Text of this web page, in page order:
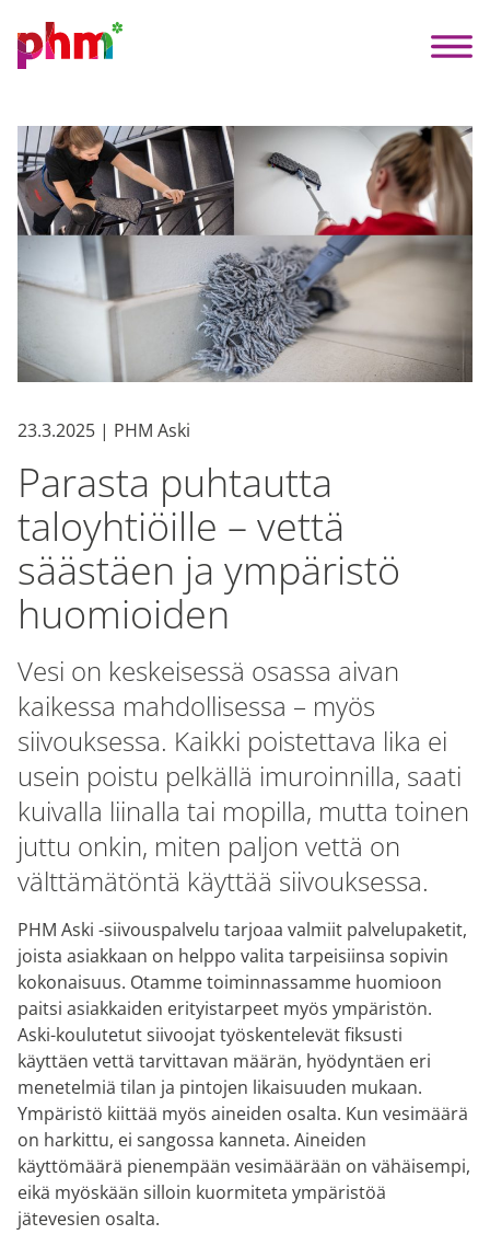
23.3.2025 | PHM Aski
Parasta puhtautta
taloyhtiöille – vettä
säästäen ja ympäristö
huomioiden
Vesi on keskeisessä osassa aivan
kaikessa mahdollisessa – myös
siivouksessa. Kaikki poistettava lika ei
usein poistu pelkällä imuroinnilla, saati
kuivalla liinalla tai mopilla, mutta toinen
juttu onkin, miten paljon vettä on
välttämätöntä käyttää siivouksessa.
PHM Aski -siivouspalvelu tarjoaa valmiit palvelupaketit,
joista asiakkaan on helppo valita tarpeisiinsa sopivin
kokonaisuus. Otamme toiminnassamme huomioon
paitsi asiakkaiden erityistarpeet myös ympäristön.
Aski-koulutetut siivoojat työskentelevät fiksusti
käyttäen vettä tarvittavan määrän, hyödyntäen eri
menetelmiä tilan ja pintojen likaisuuden mukaan.
Ympäristö kiittää myös aineiden osalta. Kun vesimäärä
on harkittu, ei sangossa kanneta. Aineiden
käyttömäärä pienempään vesimäärään on vähäisempi,
eikä myöskään silloin kuormiteta ympäristöä
jätevesien osalta.